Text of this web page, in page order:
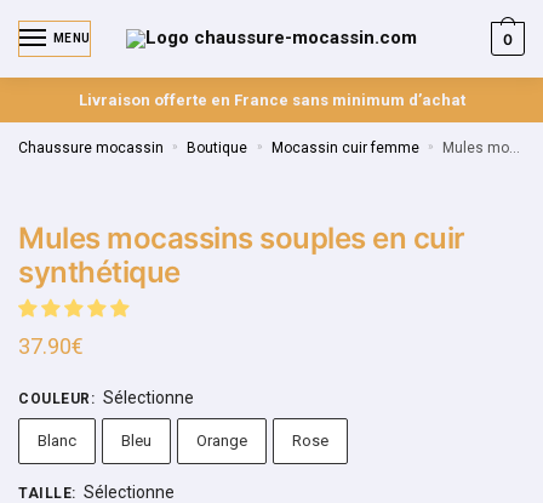
MENU 0
Livraison offerte en France sans minimum d’achat
Chaussure mocassin » Boutique » Mocassin cuir femme » Mules mocassins souples en cuir synthétique
Mules mocassins souples en cuir
synthétique
37.90€
COULEUR : Sélectionne
Blanc Bleu Orange Rose
TAILLE: Sélectionne